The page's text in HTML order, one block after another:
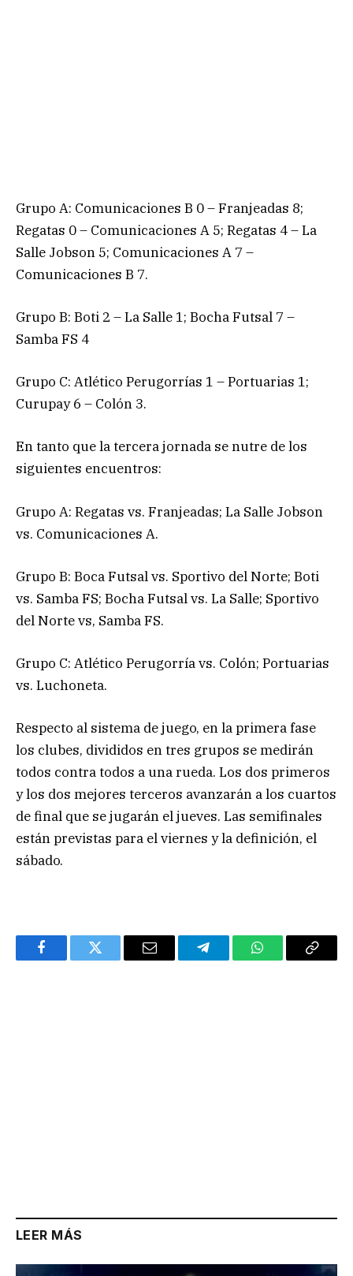
Grupo A: Comunicaciones B 0 – Franjeadas 8;
Regatas 0 – Comunicaciones A 5; Regatas 4 – La
Salle Jobson 5; Comunicaciones A 7 –
Comunicaciones B 7.
Grupo B: Boti 2 – La Salle 1; Bocha Futsal 7 –
Samba FS 4
Grupo C: Atlético Perugorrías 1 – Portuarias 1;
Curupay 6 – Colón 3.
En tanto que la tercera jornada se nutre de los
siguientes encuentros:
Grupo A: Regatas vs. Franjeadas; La Salle Jobson
vs. Comunicaciones A.
Grupo B: Boca Futsal vs. Sportivo del Norte; Boti
vs. Samba FS; Bocha Futsal vs. La Salle; Sportivo
del Norte vs, Samba FS.
Grupo C: Atlético Perugorría vs. Colón; Portuarias
vs. Luchoneta.
Respecto al sistema de juego, en la primera fase
los clubes, divididos en tres grupos se medirán
todos contra todos a una rueda. Los dos primeros
y los dos mejores terceros avanzarán a los cuartos
de final que se jugarán el jueves. Las semifinales
están previstas para el viernes y la definición, el
sábado.
FacebookTwitter Email TelegramWhatsAppCopy
LEER MÁS